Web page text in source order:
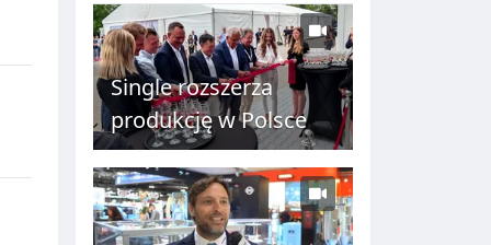
C
HSingle rozszerza
produkcję w Polsce